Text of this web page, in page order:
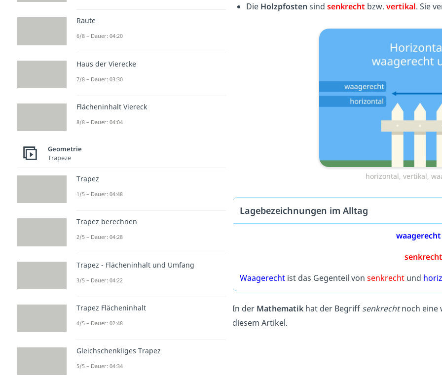
Die Holzpfosten sind senkrecht bzw. vertikal. Sie
horizontal, vertikal,
Lagebezeichnungen im Alltag
waagerecht
Waagerechtist das Gegenteil von senkrechtund
In der Mathematikhat der Begriff senkrechtnoch eine
diesem Artikel.
Raute
6/8 – Dauer: 04:20
Haus der Vierecke
7/8 – Dauer: 03:30
Flächeninhalt Viereck
8/8 – Dauer: 04:04
Geometrie
Trapeze
Trapez
1/5 – Dauer: 04:48
Trapez berechnen
2/5 – Dauer: 04:28
Trapez - Flächeninhalt und Umfang
3/5 – Dauer: 04:22
Trapez Flächeninhalt
4/5 – Dauer: 02:48
Gleichschenkliges Trapez
5/5 – Dauer: 04:34